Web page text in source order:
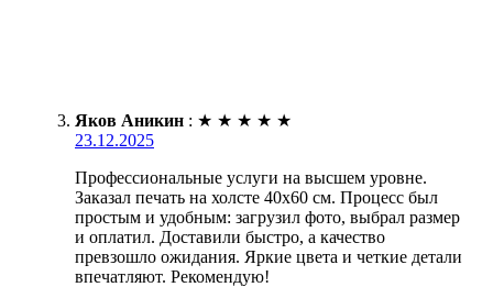
Яков Аникин : ★ ★ ★ ★ ★
23.12.2025
Профессиональные услуги на высшем уровне.
Заказал печать на холсте 40х60 см. Процесс был
простым и удобным: загрузил фото, выбрал размер
и оплатил. Доставили быстро, а качество
превзошло ожидания. Яркие цвета и четкие детали
впечатляют. Рекомендую!